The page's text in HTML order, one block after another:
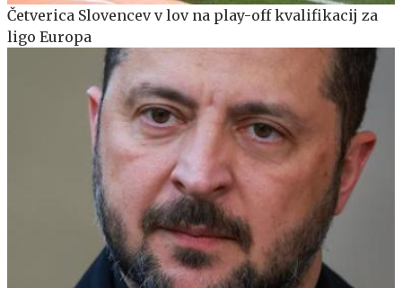
Četverica Slovencev v lov na play-off kvalifikacij za
ligo Europa